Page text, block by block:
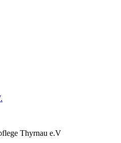
Thyrnau e.V